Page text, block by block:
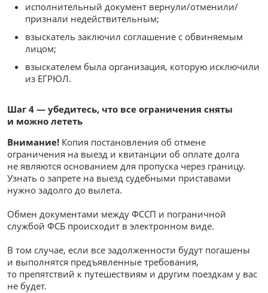
исполнительный документ вернули/отменили/
признали недействительным;
взыскатель заключил соглашение с обвиняемым
лицом;
взыскателем была организация, которую исключили
из ЕГРЮЛ.
Шаг 4 — убедитесь, что все ограничения сняты
и можно лететь
Внимание! Копия постановления об отмене
ограничения на выезд и квитанции об оплате долга
не являются основанием для пропуска через границу.
Узнать о запрете на выезд судебными приставами
нужно задолго до вылета.
Обмен документами между ФССП и пограничной
службой ФСБ происходит в электронном виде.
В том случае, если все задолженности будут погашены
и выполнятся предъявленные требования,
то препятствий к путешествиям и другим поездкам у вас
не будет.